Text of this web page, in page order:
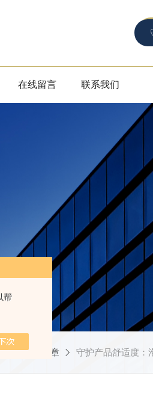
帮
在线留言 联系我们
技术文章 守护产品舒适度：泡沫塑